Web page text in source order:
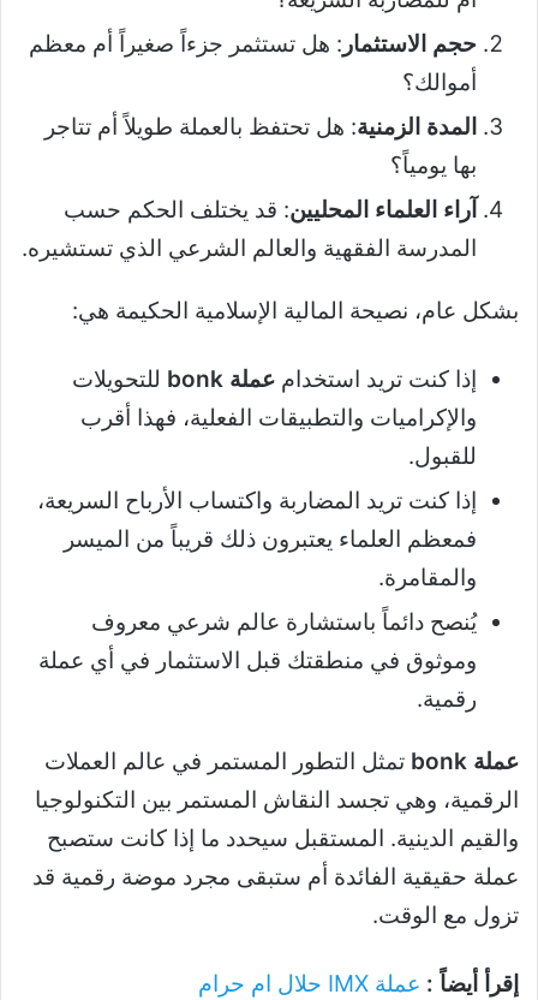
حجم الاستثمار : هل تستثمر جزءاً صغيراً أم معظم
أموالك؟
المدة الزمنية: هل تحتفظ بالعملة طويلاً أم تتاجر
بها يومياً؟
آراء العلماء المحليين: قد يختلف الحكم حسب
المدرسة الفقهية والعالم الشرعي الذي تستشيره.
بشكل عام، نصيحة المالية الإسلامية الحكيمة هي:
إذا كنت تريد استخدام عملة bonk
للتحويلات
والإكراميات والتطبيقات الفعلية، فهذا أقرب
للقبول.
إذا كنت تريد المضاربة واكتساب الأرباح السريعة،
فمعظم العلماء يعتبرون ذلك قريباً من الميسر
والمقامرة.
يُنصح دائماً باستشارة عالم شرعي معروف
وموثوق في منطقتك قبل الاستثمار في أي عملة
رقمية.
عملة bonk
تمثل التطور المستمر في عالم العملات
الرقمية، وهي تجسد النقاش المستمر بين التكنولوجيا
والقيم الدينية. المستقبل سيحدد ما إذا كانت ستصبح
عملة حقيقية الفائدة أم ستبقى مجرد موضة رقمية قد
تزول مع الوقت.
إقرأ أيضاً : عملة IMX حلال ام حرام